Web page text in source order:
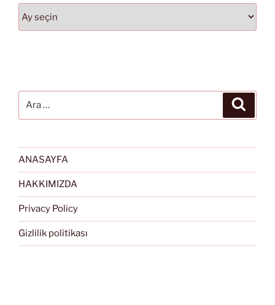
ANASAYFA
HAKKIMIZDA
Privacy Policy
Gizlilik politikası